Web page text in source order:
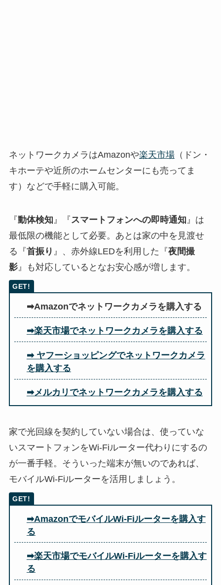
ネットワークカメラはAmazonや楽天市場（ドン・
キホーテや近所のホームセンターにも売ってま
す）などで手軽に購入可能。
『動体検知 』『 スマートフォンへの即時通知 』は
最低限の機能として必要。あとは家の中を見渡せ
る『首振り 』、赤外線LEDを利用した『夜間撮
影』も対応しているとなお安心感が増します。
➡Amazonでネットワークカメラを購入する
➡楽天市場でネットワークカメラを購入する
➡ ヤフーショッピングでネットワークカメラ
を購入する
➡メルカリでネットワークカメラを購入する
家で光回線を契約していない場合は、使っていな
いスマートフォンをWi-Fiルーター代わりにするの
が一番手軽。そういった端末が無いのであれば、
モバイルWi-Fiルーターを活用しましょう。
➡AmazonでモバイルWi-Fiルーターを購入す
る
➡楽天市場でモバイルWi-Fiルーターを購入す
る